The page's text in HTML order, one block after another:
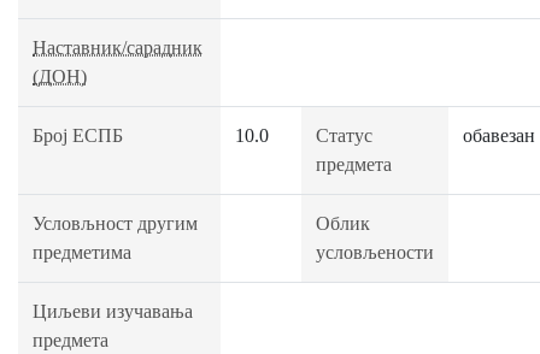
Наставник/сарадник
(ДОН)
Број ЕСПБ 10.0
Статус
предмета
обавезан
Условљност другим
предметима
Облик
условљености
Циљеви изучавања
предмета